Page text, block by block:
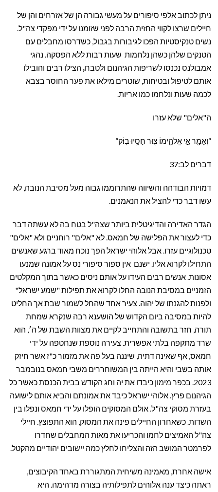
ניתן לכתוב אלפי סיפורים על מעשי גבורה הן של אזרחים והן של
חיילים שרצו לקווי החזית הרבה לפני שזומנו על ידי מפקדי צה"ל.
נשים טנקיסטיות הפכו לגיבורות בגבול, כשדרסו מחבלים עם
הטנקים שלהן כשהן נלחמות שעות רבות ללא הפסקה. נהגי
אמבולנס נכנסו לשריפות הגיהנום ולטבח, הצילו רבים והובילו
אותם לטיפול ובטיחות, שוטרים מילאו את פער החוסר בצבא
לכמה שעות ונלחמו כמו אריות.
ה"אלים" שלא עזרו
“וְאָמַ֖ר אֵ֣י אֱלֹהֵ֑ימוֹ צ֖וּר חָסָ֥יוּ בֽוֹ׃ק”
דברים לב:37
דמויות הבודהה והשיווה שהתרוממו גבוה מעל מסיבת הנובה, לא
עשו דבר כדי להציל את הנאמנים.
הגדר האדירה והדיגיטלית ביותר שצה"ל בטח בה לא עשתה דבר
כדי לעצור את הפלישה של חמאס. לא "אלים" רוחניים ולא "אלים"
טכנולוגיים עזרו. אבל אלוהי ישראל הפך נוכח מאוד ברגע שאנשים
התחילו לקרוא אליו. ישנם אין ספור סיפורי נס על אמונה שמנעו
אסונות. אנשים רבים העידו על אותם ניסים כאשר בתוך המקלטים
הזמניים במסיבת הנובה החלו לקרוא את תפילות "שמע ישראל"
ולפנות להגנתו של יהוה. צעיר אחד שהחל לשמור שבת אך החליט
להיות במסיבה ביום הקדוש של הושענא רבה שנקרא שמחת
תורה, חזר בתשובה והתחייב לקיים את מצוות השבת של ה׳, הוא
שרד מתקפה בלתי אפשרית. צעירה נוספת שנחטפה על ידי
חמאס, אף שאינה דתיה, שיננה בעל פה את מזמור כ"ז אשר חיזק
אותה בשבי והיא הייתה בין המשוחררים משבי חמאס בנובמבר
2023. בכפר מימון כיבדו את יה וחג הקודש בבית הכנסת כאשר כל
הגיהנום פרץ. אלוהי ישראל כיבד את אמונתם והביא אותם לישועה
בעזרת מסוקי צה"ל. אולם המסוקים הופלו על ידי חמאס ונפלו בין
השדות. כשאחרון החיילים פינה את המסוק, הוא התפוצץ. חיילי
צה"ל האמיצים לחמו והכריעו את מאות המחבלים שחדרו
לפרמטר המושב הזה והצליחו לחלץ כמה יישובים יהודיים מהקטל.
אישה אחרת, מאמינה משיחית המתגוררת באחד הקיבוצים,
ראתה כיצד ענה אלוהים לתפילותיה בצורה מדהימה. היא